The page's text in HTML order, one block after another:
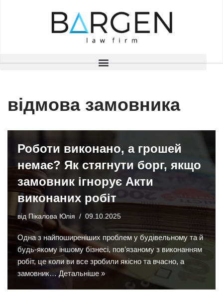
відмова замовника
Роботи виконано, а грошей
немає? Як стягнути борг, якщо
замовник ігнорує Акти
виконаних робіт
відПікалова Юлія 09.10.2025
Одна з найпоширеніших проблем у будівельному та й
будь-якому іншому бізнесі, пов’язаному з виконанням
робіт, це коли ви все зробили якісно та вчасно, а
замовник…Детальніше »